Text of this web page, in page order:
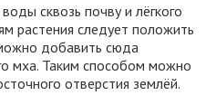
сквозь почву и лёгкого
растения следует положить
добавить сюда
мха. Таким способом можно
отверстия землёй.